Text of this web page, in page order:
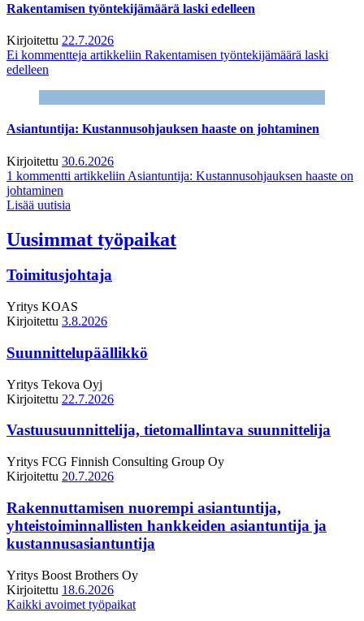
Rakentamisen työntekijämäärä laski edelleen
Kirjoitettu 22.7.2026
Ei kommentteja artikkeliin Rakentamisen työntekijämäärä laski
edelleen
Asiantuntija: Kustannusohjauksen haaste on johtaminen
Kirjoitettu 30.6.2026
1 kommentti artikkeliin Asiantuntija: Kustannusohjauksen haaste on
johtaminen
Lisää uutisia
Uusimmat työpaikat
Toimitusjohtaja
Yritys KOAS
Kirjoitettu 3.8.2026
Suunnittelupäällikkö
Yritys Tekova Oyj
Kirjoitettu 22.7.2026
Vastuusuunnittelija, tietomallintava suunnittelija
Yritys FCG Finnish Consulting Group Oy
Kirjoitettu 20.7.2026
Rakennuttamisen nuorempi asiantuntija,
yhteistoiminnallisten hankkeiden asiantuntija ja
kustannusasiantuntija
Yritys Boost Brothers Oy
Kirjoitettu 18.6.2026
Kaikki avoimet työpaikat